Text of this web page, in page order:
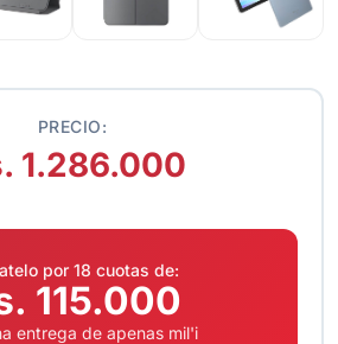
PRECIO:
1.286.000
por 18 cuotas de:
115.000
entrega de apenas mil'i